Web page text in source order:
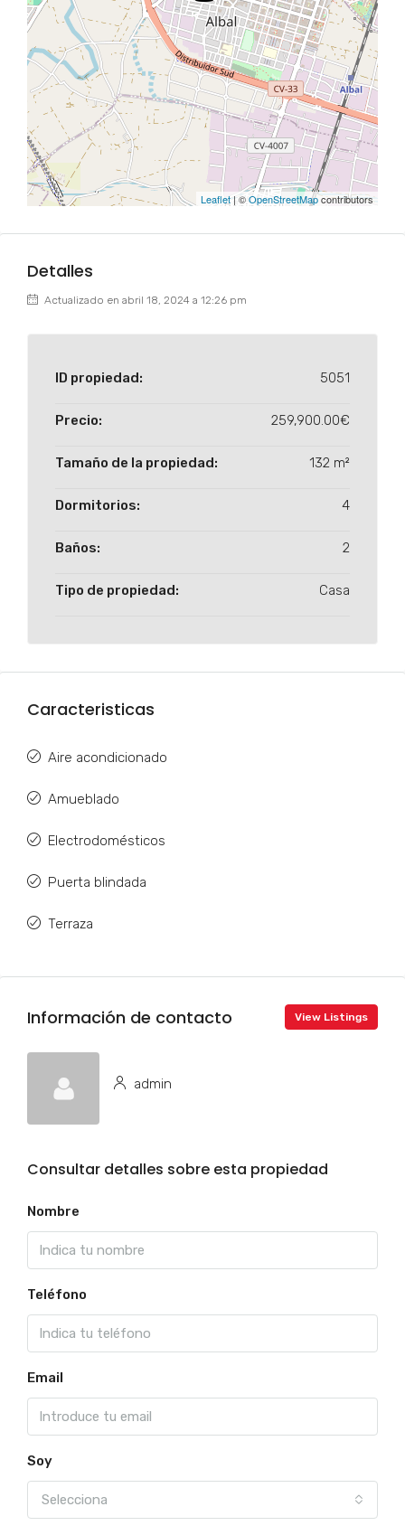
Leaflet| ©OpenStreetMapcontributors
Detalles
Actualizado en abril 18, 2024 a 12:26 pm
ID propiedad: 5051
Precio: 259,900.00€
Tamaño de la propiedad: 132 m²
Dormitorios: 4
Baños: 2
Tipo de propiedad: Casa
Caracteristicas
Aire acondicionado
Amueblado
Electrodomésticos
Puerta blindada
Terraza
Información de contacto View Listings
admin
Consultar detalles sobre esta propiedad
Nombre
Teléfono
Email
Soy
Selecciona